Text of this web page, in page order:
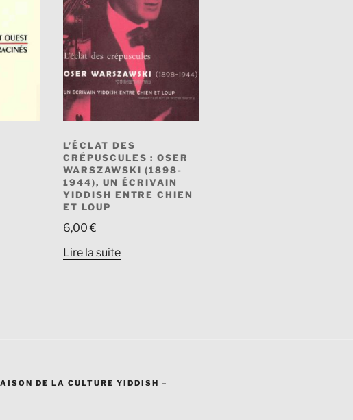
L’ÉCLAT DES
CRÉPUSCULES : OSER
WARSZAWSKI (1898-
1944), UN ÉCRIVAIN
YIDDISH ENTRE CHIEN
ET LOUP
6,00€
Lire la suite
DE LA CULTURE YIDDISH –